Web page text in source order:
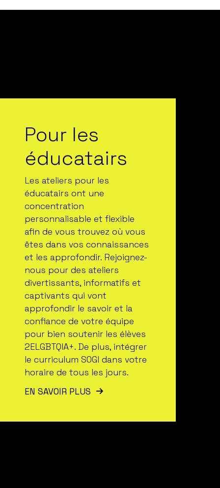
Pour les
éducatairs
Les ateliers pour les
éducatairs ont une
concentration
personnalisable et flexible
afin de vous trouvez où vous
êtes dans vos connaissances
et les approfondir. Rejoignez-
nous pour des ateliers
divertissants, informatifs et
captivants qui vont
approfondir le savoir et la
confiance de votre équipe
pour bien soutenir les élèves
2ELGBTQIA+. De plus, intégrer
le curriculum SOGI dans votre
horaire de tous les jours.
EN SAVOIR PLUS